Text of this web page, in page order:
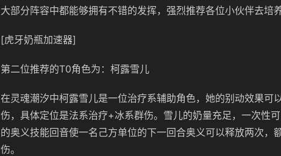
大部分阵容中都能够拥有不错的发挥，强烈推荐各位小伙伴去培养
[虎牙奶瓶加速器]
第二位推荐的T0角色为：柯露雪儿
在灵魂潮汐中柯露雪儿是一位治疗系辅助角色，她的别动效果可
伤，具体定位是法系治疗+冰系群伤。雪儿的奶量充足，一次性
的奥义技能回音使一名己方单位的下一回合奥义可以释放两次，
伤。